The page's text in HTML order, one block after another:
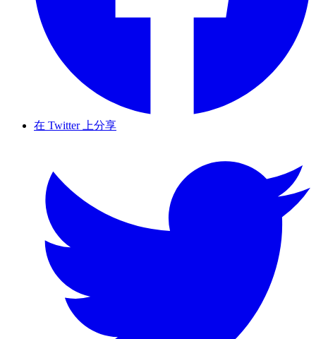
在 Twitter 上分享